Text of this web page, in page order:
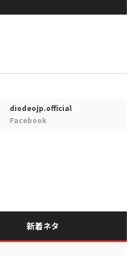
diodeojp.official
Facebook
新着ネタ